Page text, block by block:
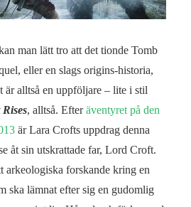
man lätt tro att det tionde Tomb
eller en slags origins-historia,
är alltså en uppföljare – lite i stil
, alltså. Efteräventyret på den
är Lara Crofts uppdrag denna
åt sin utskrattade far, Lord Croft.
arkeologiska forskande kring en
ska lämnat efter sig en gudomlig